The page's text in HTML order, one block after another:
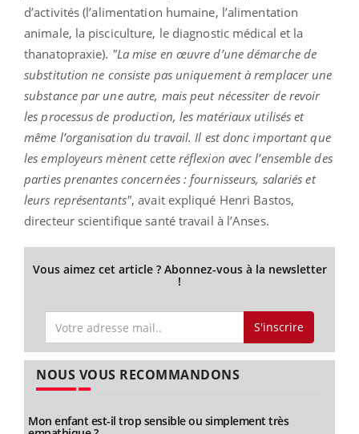
d’activités (l’alimentation humaine, l’alimentation
animale, la pisciculture, le diagnostic médical et la
thanatopraxie). "La mise en œuvre d’une démarche de
substitution ne consiste pas uniquement à remplacer une
substance par une autre, mais peut nécessiter de revoir
les processus de production, les matériaux utilisés et
même l’organisation du travail. Il est donc important que
les employeurs mènent cette réflexion avec l’ensemble des
parties prenantes concernées : fournisseurs, salariés et
leurs représentants", avait expliqué Henri Bastos,
directeur scientifique santé travail à l’Anses.
Vous aimez cet article ? Abonnez-vous à la newsletter
!
S'inscrire
NOUS VOUS RECOMMANDONS
Mon enfant est-il trop sensible ou simplement très